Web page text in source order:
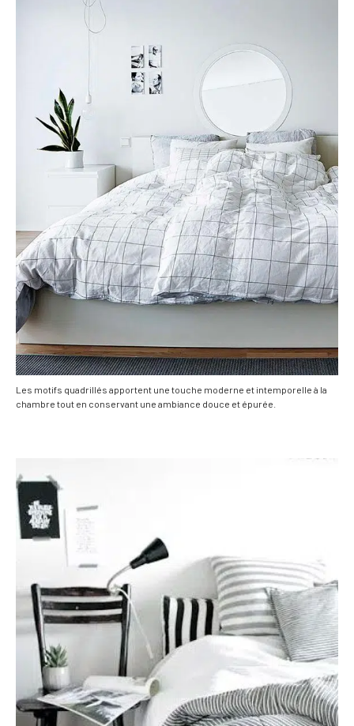
Les motifs quadrillés apportent une touche moderne et intemporelle à la
chambre tout en conservant une ambiance douce et épurée.